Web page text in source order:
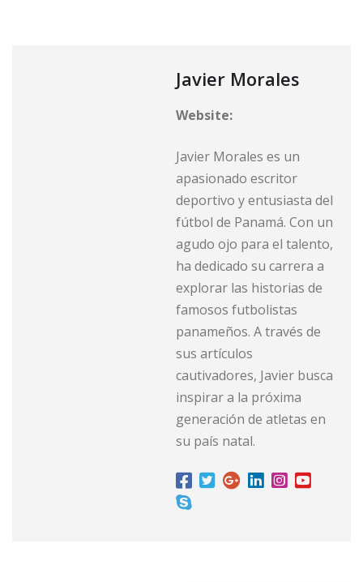
Javier Morales
Website:
Javier Morales es un
apasionado escritor
deportivo y entusiasta del
fútbol de Panamá. Con un
agudo ojo para el talento,
ha dedicado su carrera a
explorar las historias de
famosos futbolistas
panameños. A través de
sus artículos
cautivadores, Javier busca
inspirar a la próxima
generación de atletas en
su país natal.